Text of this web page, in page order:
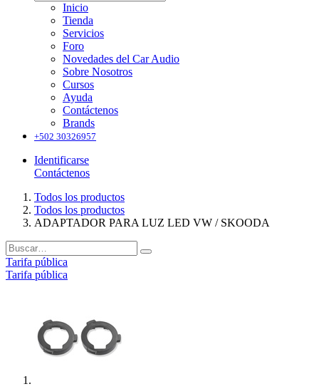
Inicio
Tienda
Servicios
Foro
Novedades del Car Audio
Sobre Nosotros
Cursos
Ayuda
Contáctenos
Brands
+502 30326957
Identificarse
Contáctenos
Todos los productos
Todos los productos
ADAPTADOR PARA LUZ LED VW / SKOODA
Tarifa pública
Tarifa pública